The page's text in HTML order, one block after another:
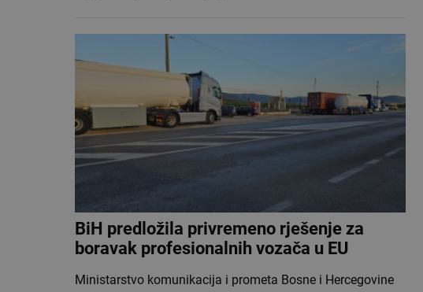
BiH predložila privremeno rješenje za
boravak profesionalnih vozača u EU
Ministarstvo komunikacija i prometa Bosne i Hercegovine